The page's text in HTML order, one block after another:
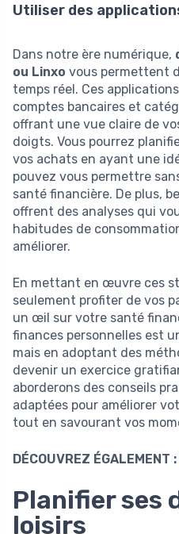
Utiliser des
Dans notre ère numérique,
ou Linxo vous permettent
temps réel. Ces
comptes bancaires et
offrant une vue claire de
doigts. Vous pourrez
vos achats en ayant une
pouvez vous permettre
santé financière. De plus,
offrent des analyses qui
habitudes de
améliorer.
En mettant en œuvre ces
seulement profiter de vos
un œil sur votre santé
finances personnelles est
mais en adoptant des
devenir un exercice
aborderons des conseils
adaptées pour améliorer
tout en savourant vos
DÉCOUVREZ ÉGALEMENT :
Planifier ses
loisirs